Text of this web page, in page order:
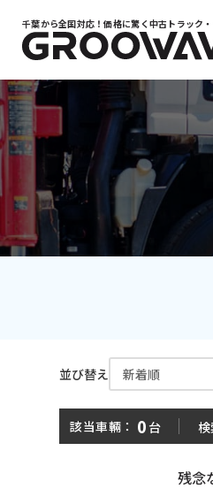
千葉から全国対応！価格に驚く中古トラック
平ボディ
並び替え
該当車輛： 0 台
残念